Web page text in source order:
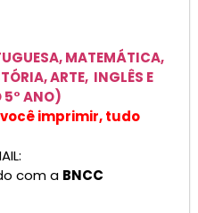
MATEMÁTICA,
ARTE, INGLÊS E
5° ANO)
imprimir, tudo
com a BNCC